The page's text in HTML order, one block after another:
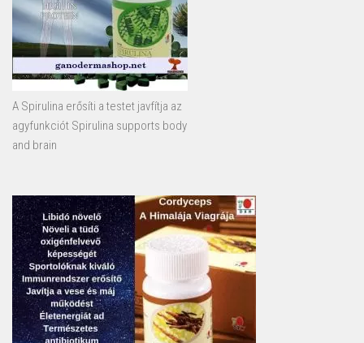
A Spirulina erősíti a testet javfítja az
agyfunkciót Spirulina supports body
and brain